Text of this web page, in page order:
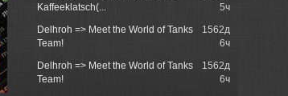
1566д
1567д
Kaffeeklatsch(...
5ч
Delhroh => Meet the World of Tanks
Team!
1562д
6ч
Delhroh => Meet the World of Tanks
Team!
1562д
6ч